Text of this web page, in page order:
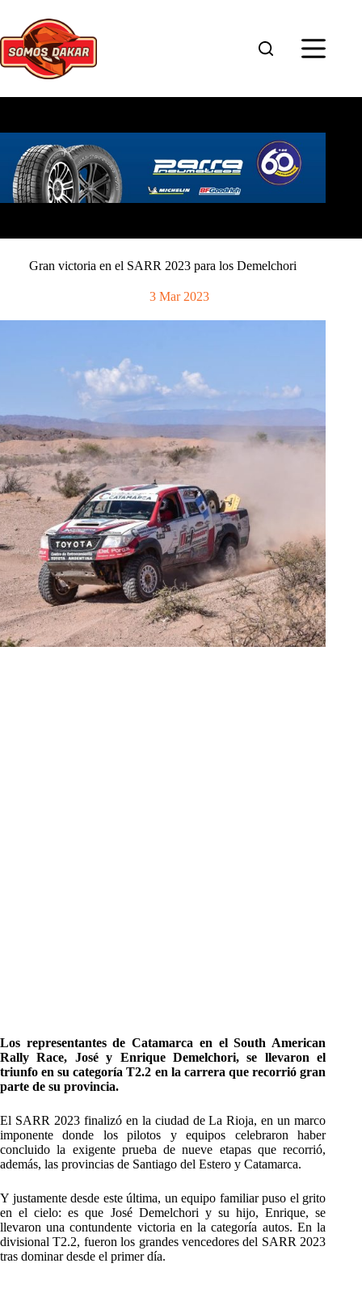
contenido
Gran victoria en el SARR 2023 para los Demelchori
3 Mar 2023
Los representantes de Catamarca en el South American
Rally Race, José y Enrique Demelchori, se llevaron el
triunfo en su categoría T2.2 en la carrera que recorrió gran
parte de su provincia.
El SARR 2023 finalizó en la ciudad de La Rioja, en un marco
imponente donde los pilotos y equipos celebraron haber
concluido la exigente prueba de nueve etapas que recorrió,
además, las provincias de Santiago del Estero y Catamarca.
Y justamente desde este última, un equipo familiar puso el grito
en el cielo: es que José Demelchori y su hijo, Enrique, se
llevaron una contundente victoria en la categoría autos. En la
divisional T2.2, fueron los grandes vencedores del SARR 2023
tras dominar desde el primer día.